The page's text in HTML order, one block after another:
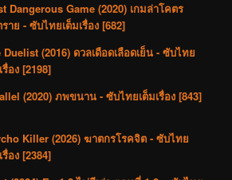
Dangerous Game (2020) เกมล่าโคตร
าย - ซับไทยเต็มเรื่อง [682]
Duelist (2016) ดวลเดือดเลือดเย็น - ซับไทย
รื่อง [2198]
(2020) ภพขนาน - ซับไทยเต็มเรื่อง [843]
Killer (2026) ฆาตกรโรคจิต - ซับไทย
รื่อง [2384]